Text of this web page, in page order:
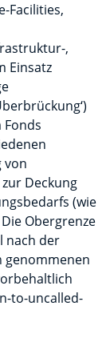
Facilities,
,
Einsatz
von
Deckung
(wie
Obergrenze
nach der
genommenen
to-uncalled-